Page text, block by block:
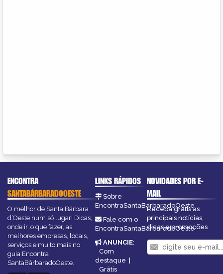
ENCONTRA
SANTABÁRBARADOOESTE
O melhor de Santa Bárbara
d’Oeste num só lugar! Dicas,
onde ir, o que fazer, as
melhores empresas, locais,
serviços e muito mais no
guia Encontra
SantaBárbaradoOeste.
LINKS RÁPIDOS
Sobre
EncontraSantaBárbaradoOeste
Fale com o
EncontraSantaBárbaradoOeste
ANUNCIE:
Com
destaque
Grátis
NOVIDADES POR E-
MAIL
Receba grátis as
principais notícias,
dicas e promoções